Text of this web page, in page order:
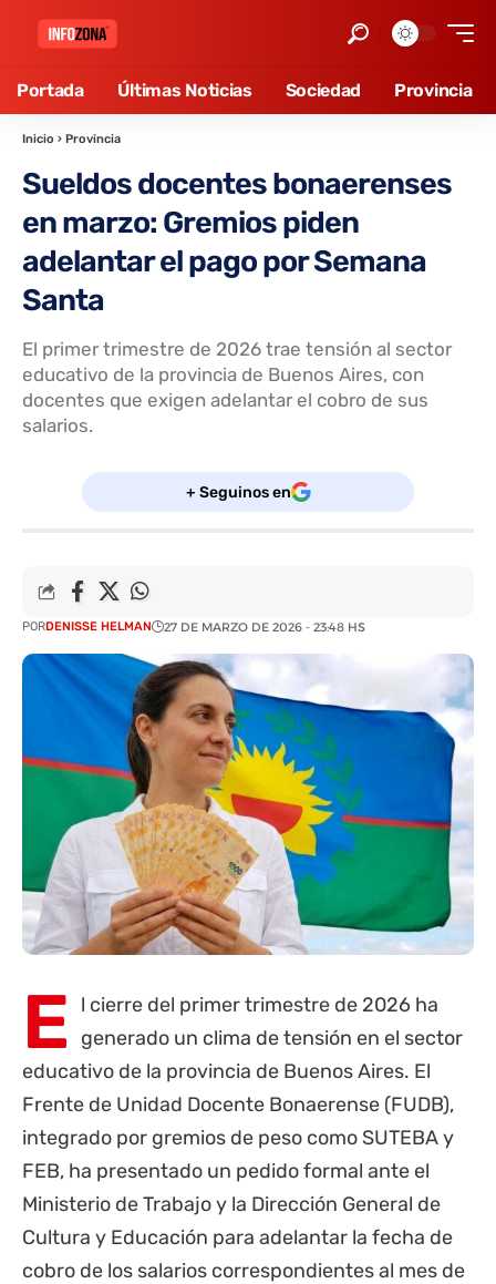
Portada Últimas Noticias Sociedad Provincia
Inicio › Provincia
Sueldos docentes bonaerenses
en marzo: Gremios piden
adelantar el pago por Semana
Santa
El primer trimestre de 2026 trae tensión al sector
educativo de la provincia de Buenos Aires, con
docentes que exigen adelantar el cobro de sus
salarios.
+ Seguinos en
PORDENISSE HELMAN 27 DE MARZO DE 2026 - 23:48 HS
E
l cierre del primer trimestre de 2026 ha
generado un clima de tensión en el sector
educativo de la provincia de Buenos Aires. El
Frente de Unidad Docente Bonaerense (FUDB),
integrado por gremios de peso como SUTEBA y
FEB, ha presentado un pedido formal ante el
Ministerio de Trabajo y la Dirección General de
Cultura y Educación para adelantar la fecha de
cobro de los salarios correspondientes al mes de